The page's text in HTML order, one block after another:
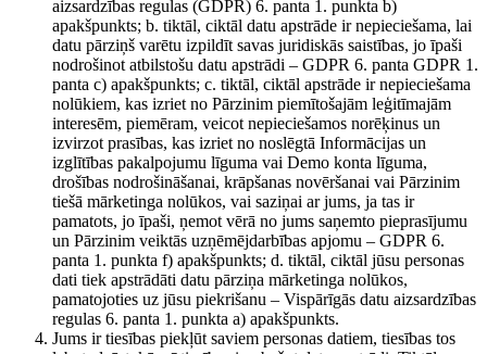
aizsardzības regulas (GDPR) 6. panta 1. punkta b)
apakšpunkts; b. tiktāl, ciktāl datu apstrāde ir nepieciešama, lai
datu pārziņš varētu izpildīt savas juridiskās saistības, jo īpaši
nodrošinot atbilstošu datu apstrādi – GDPR 6. panta GDPR 1.
panta c) apakšpunkts; c. tiktāl, ciktāl apstrāde ir nepieciešama
nolūkiem, kas izriet no Pārzinim piemītošajām leģitīmajām
interesēm, piemēram, veicot nepieciešamos norēķinus un
izvirzot prasības, kas izriet no noslēgtā Informācijas un
izglītības pakalpojumu līguma vai Demo konta līguma,
drošības nodrošināšanai, krāpšanas novēršanai vai Pārzinim
tiešā mārketinga nolūkos, vai saziņai ar jums, ja tas ir
pamatots, jo īpaši, ņemot vērā no jums saņemto pieprasījumu
un Pārzinim veiktās uzņēmējdarbības apjomu – GDPR 6.
panta 1. punkta f) apakšpunkts; d. tiktāl, ciktāl jūsu personas
dati tiek apstrādāti datu pārziņa mārketinga nolūkos,
pamatojoties uz jūsu piekrišanu – Vispārīgās datu aizsardzības
regulas 6. panta 1. punkta a) apakšpunkts.
Jums ir tiesības piekļūt saviem personas datiem, tiesības tos